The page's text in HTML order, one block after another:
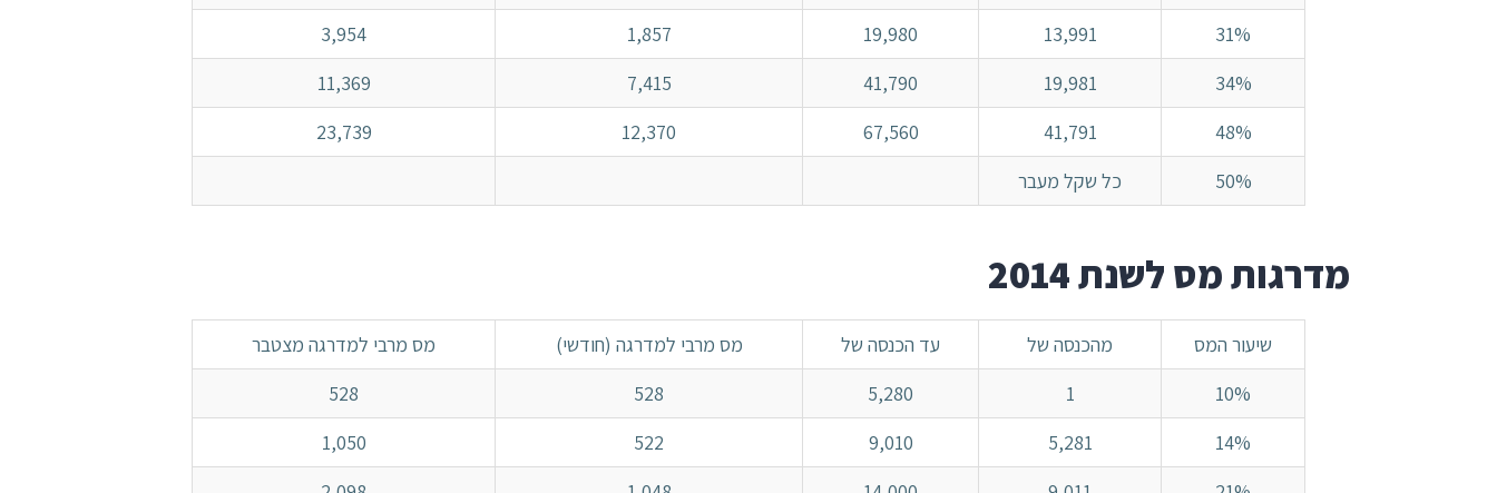
31%
13,991
19,980
1,857
3,954
34%
19,981
41,790
7,415
11,369
48%
41,791
67,560
12,370
23,739
50%
כל שקל מעבר
מדרגות מס לשנת 2014
שיעור המס מהכנסה של עד הכנסה של מס מרבי למדרגה (חודשי)
מס מרבי למדרגה מצטבר
10%
1
5,280
528
528
14%
5,281
9,010
522
1,050